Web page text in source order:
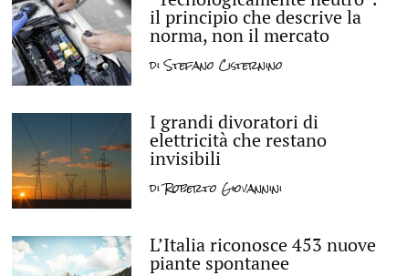
il principio che descrive la
norma, non il mercato
diStefano Cisternino
I grandi divoratori di
elettricità che restano
invisibili
diRoberto Giovannini
L’Italia riconosce 453 nuove
piante spontanee